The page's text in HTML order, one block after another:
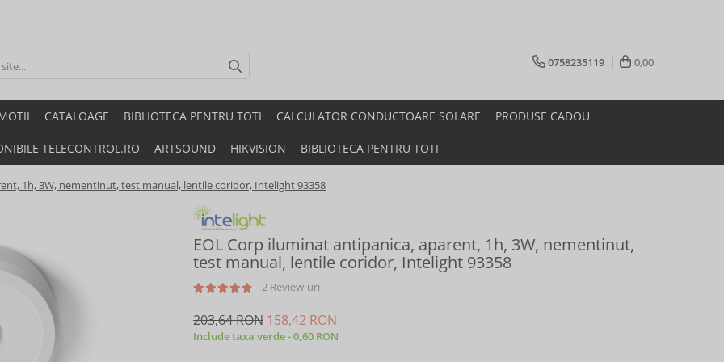
0758235119 0,00
CATALOAGE BIBLIOTECA PENTRU TOTI CALCULATOR CONDUCTOARE SOLARE PRODUSE CADOU
TELECONTROL.RO ARTSOUND HIKVISION BIBLIOTECA PENTRU TOTI
1h, 3W, nementinut, test manual, lentile coridor, Intelight 93358
EOL Corp iluminat antipanica, aparent, 1h, 3W, nementinut,
test manual, lentile coridor, Intelight 93358
2 Review-uri
203,64 RON 158,42 RON
Include taxa verde - 0,60 RON